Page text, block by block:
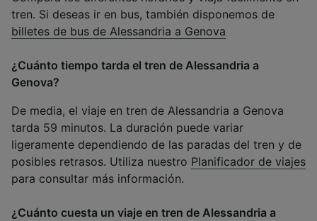
tren. Si deseas ir en bus, también disponemos de
billetes de bus de Alessandria a Genova
¿Cuánto tiempo tarda el tren de Alessandria a
Genova?
De media, el viaje en tren de Alessandria a Genova
tarda 59 minutos. La duración puede variar
ligeramente dependiendo de las paradas del tren y de
posibles retrasos. Utiliza nuestro Planificador de viajes
para consultar más información.
¿Cuánto cuesta un viaje en tren de Alessandria a